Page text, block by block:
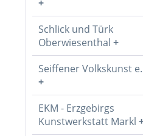
Schlick und Türk
Oberwiesenthal
Seiffener Volkskunst
EKM - Erzgebirgs
Kunstwerkstatt Markl